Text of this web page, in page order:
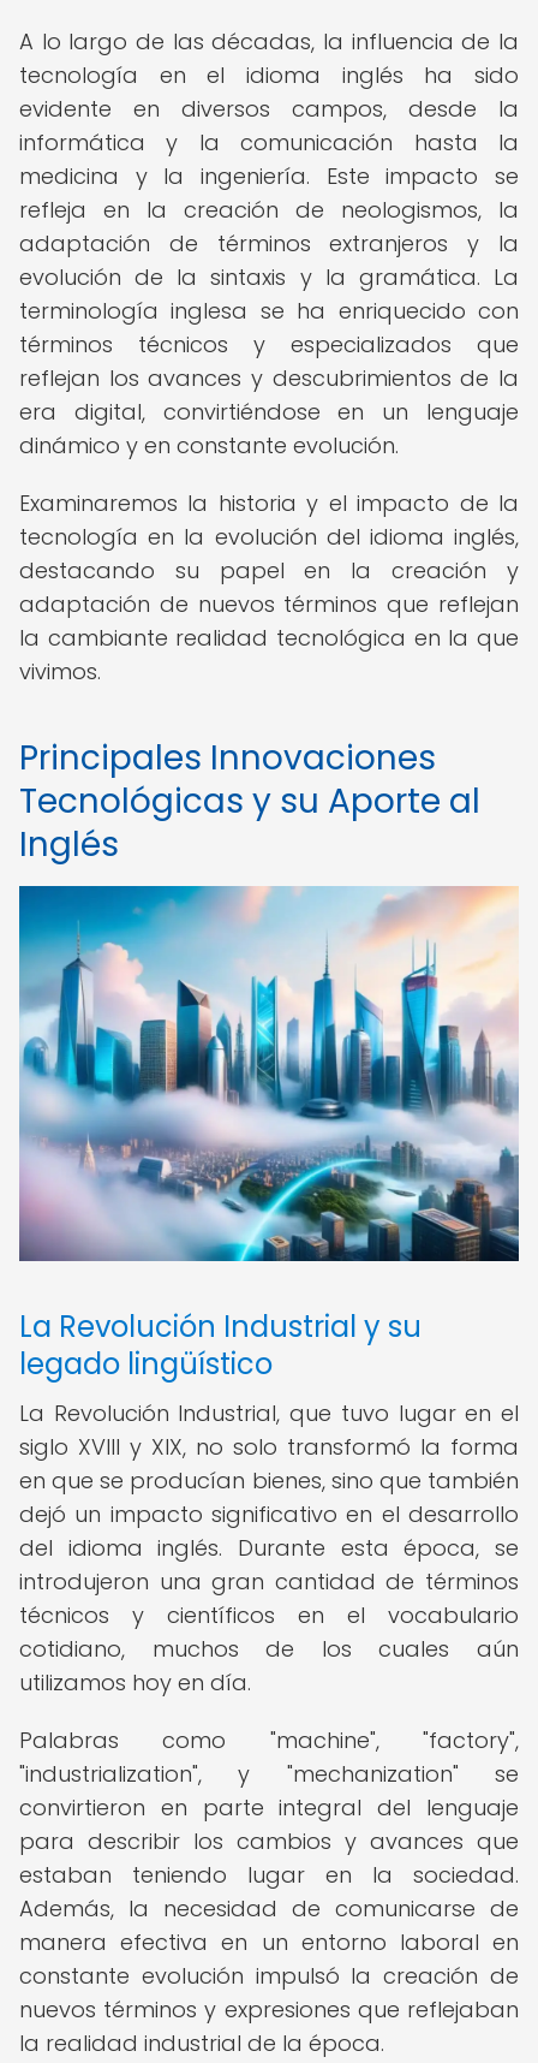
A lo largo de las décadas, la influencia de la
tecnología en el idioma inglés ha sido
evidente en diversos campos, desde la
informática y la comunicación hasta la
medicina y la ingeniería. Este impacto se
refleja en la creación de neologismos, la
adaptación de términos extranjeros y la
evolución de la sintaxis y la gramática. La
terminología inglesa se ha enriquecido con
términos técnicos y especializados que
reflejan los avances y descubrimientos de la
era digital, convirtiéndose en un lenguaje
dinámico y en constante evolución.
Examinaremos la historia y el impacto de la
tecnología en la evolución del idioma inglés,
destacando su papel en la creación y
adaptación de nuevos términos que reflejan
la cambiante realidad tecnológica en la que
vivimos.
Principales Innovaciones
Tecnológicas y su Aporte al
Inglés
La Revolución Industrial y su
legado lingüístico
La Revolución Industrial, que tuvo lugar en el
siglo XVIII y XIX, no solo transformó la forma
en que se producían bienes, sino que también
dejó un impacto significativo en el desarrollo
del idioma inglés. Durante esta época, se
introdujeron una gran cantidad de términos
técnicos y científicos en el vocabulario
cotidiano, muchos de los cuales aún
utilizamos hoy en día.
Palabras como "machine", "factory",
"industrialization", y "mechanization" se
convirtieron en parte integral del lenguaje
para describir los cambios y avances que
estaban teniendo lugar en la sociedad.
Además, la necesidad de comunicarse de
manera efectiva en un entorno laboral en
constante evolución impulsó la creación de
nuevos términos y expresiones que reflejaban
la realidad industrial de la época.